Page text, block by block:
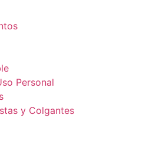
Personal
y Colgantes